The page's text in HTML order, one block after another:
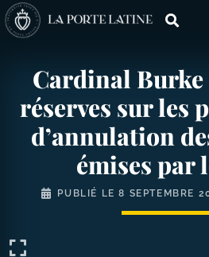
Cardinal Burke
réserves sur les
d’annulation
émises par
PUBLIÉ LE8 SEPTEMBRE